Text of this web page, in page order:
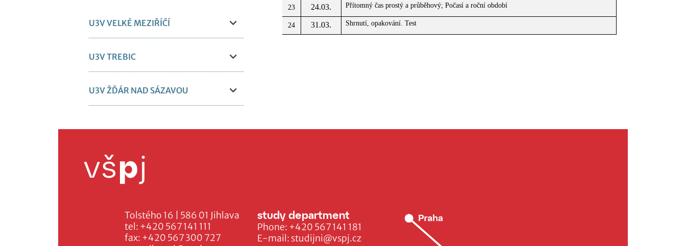
U3V VELKÉ MEZIŘÍČÍ
U3V TREBIC
U3V ŽĎÁR NAD SÁZAVOU
23 24.03. Přítomný čas prostý a průběhový; Počasí a roční období
24 31.03. Shrnutí, opakování. Test
Tolstého 16 | 586 01 Jihlava
tel: +420 567 141 111
fax: +420 567 300 727
study department
Phone: +420 567 141 181
E-mail: studijni@vspj.cz